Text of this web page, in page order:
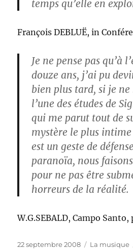
temps qu’elle en
François DEBLUË, in
Je ne pense pas qu’à
douze ans, j’ai pu
bien plus tard, si je
l’une des études de
qui me parut tout de
mystère le plus
est un geste de
paranoïa, nous
pour ne pas être
horreurs de la réalité.
W.G.SEBALD, Campo Santo,
Publié
22 septembre 2008 Catégories
La musique